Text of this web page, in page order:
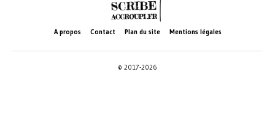
A propos Contact Plan du site Mentions légales
© 2017-2026